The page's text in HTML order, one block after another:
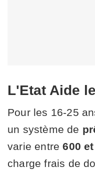
L'Etat Aide
Pour les 16-25
un système de
varie entre600
charge frais de